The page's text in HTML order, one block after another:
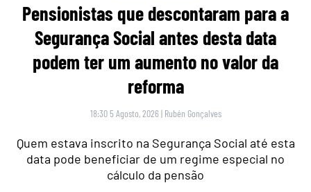
Pensionistas que descontaram para a
Segurança Social antes desta data
podem ter um aumento no valor da
reforma
18:30 5 Agosto, 2026 | Rubén Gonçalves
Quem estava inscrito na Segurança Social até esta
data pode beneficiar de um regime especial no
cálculo da pensão